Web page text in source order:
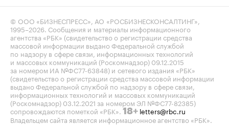
© ООО «БИЗНЕСПРЕСС», АО «РОСБИЗНЕСКОНСАЛТИНГ»,
1995–2026 . Сообщения и материалы информационного
агентства «РБК» (свидетельство о регистрации средства
массовой информации выдано Федеральной службой
по надзору в сфере связи, информационных технологий
и массовых коммуникаций (Роскомнадзор) 09.12.2015
за номером ИА №ФС77-63848) и сетевого издания «РБК»
(свидетельство о регистрации средства массовой информации
выдано Федеральной службой по надзору в сфере связи,
информационных технологий и массовых коммуникаций
(Роскомнадзор) 03.12.2021 за номером ЭЛ №ФС77-82385)
сопровождаются пометкой «РБК». 18+ letters@rbc.ru
Владельцем сайта является информационное агентство «РБК».